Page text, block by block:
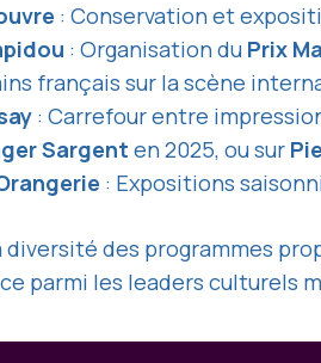
: Conservation et
: Organisation du Prix
français sur la scène
: Carrefour entre
Sargent en 2025, ou sur
: Expositions
diversité des programmes
parmi les leaders culturels